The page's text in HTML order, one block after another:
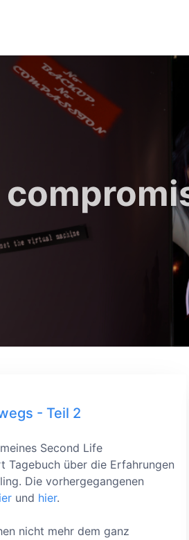
- Teil 2
Second Life
Tagebuch über die Erfahrungen
Die vorhergegangenen
und hier.
nicht mehr dem ganz